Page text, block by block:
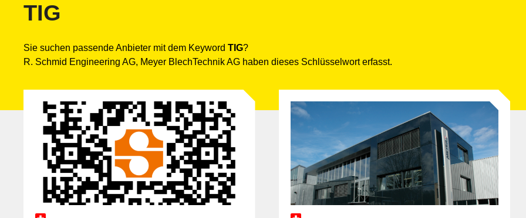
TIG
Sie suchen passende Anbieter mit dem Keyword TIG?
R. Schmid Engineering AG, Meyer BlechTechnik AG haben dieses Schlüsselwort erfasst.